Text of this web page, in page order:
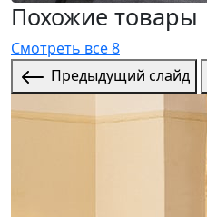
Похожие товары
Смотреть все 8
Предыдущий слайд